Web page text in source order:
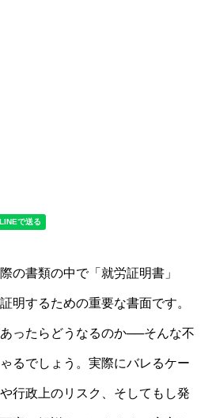
の書類の中で「就労証明書」
明するための重要な書面です。
ったらどうなるのか──そんな不
るでしょう。実際にバレるケー
行政上のリスク、そしてもし発